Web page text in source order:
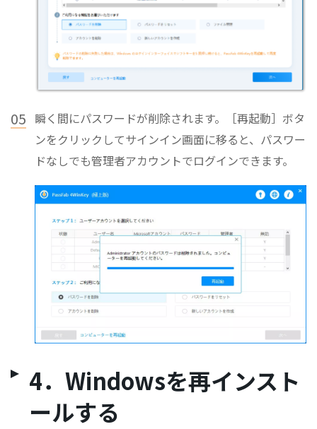
05 瞬く間にパスワードが削除されます。［再起動］ボタ
ンをクリックしてサインイン画面に移ると、パスワー
ドなしでも管理者アカウントでログインできます。
4．Windowsを再インスト
ールする